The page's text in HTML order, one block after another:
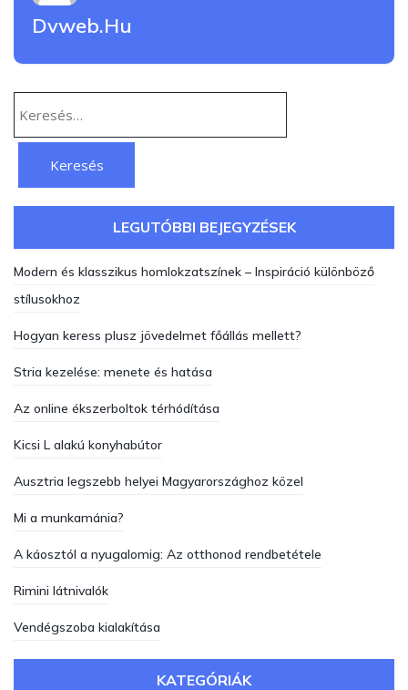
Dvweb.hu
LEGUTÓBBI BEJEGYZÉSEK
Modern és klasszikus homlokzatszínek – Inspiráció különböző
stílusokhoz
Hogyan keress plusz jövedelmet főállás mellett?
Stria kezelése: menete és hatása
Az online ékszerboltok térhódítása
Kicsi L alakú konyhabútor
Ausztria legszebb helyei Magyarországhoz közel
Mi a munkamánia?
A káosztól a nyugalomig: Az otthonod rendbetétele
Rimini látnivalók
Vendégszoba kialakítása
KATEGÓRIÁK